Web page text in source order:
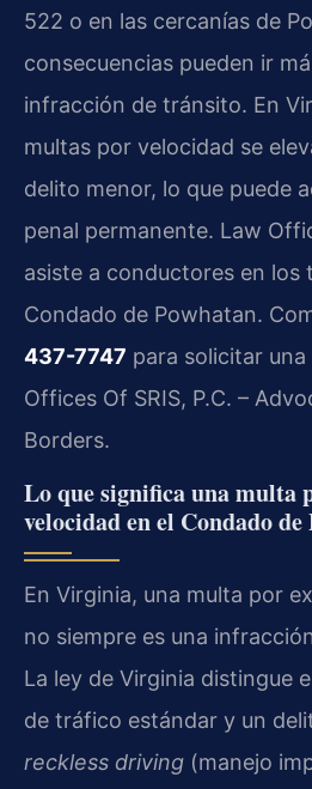
522 o en las cercanías de
consecuencias pueden ir
infracción de tránsito. En
multas por velocidad se
delito menor, lo que puede
penal permanente. Law
asiste a conductores en los
Condado de Powhatan.
437-7747 para solicitar
Offices Of SRIS, P.C. –
Borders.
Lo que significa una multa
velocidad en el Condado de
En Virginia, una multa por
no siempre es una
La ley de Virginia distingue
de tráfico estándar y un
reckless driving (manejo